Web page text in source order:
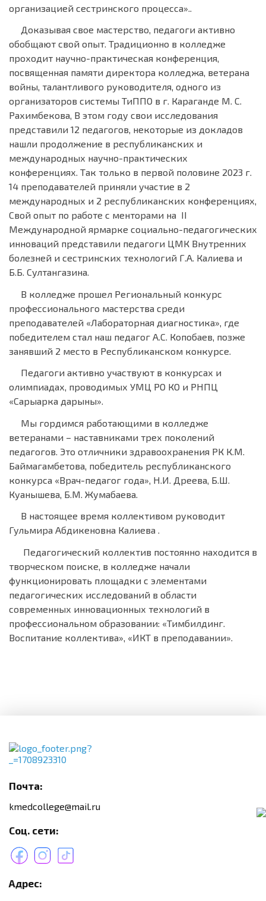
организацией сестринского процесса»..
Доказывая свое мастерство, педагоги активно
обобщают свой опыт. Традиционно в колледже
проходит научно-практическая конференция,
посвященная памяти директора колледжа, ветерана
войны, талантливого руководителя, одного из
организаторов системы ТиППО в г. Караганде М. С.
Рахимбекова, В этом году свои исследования
представили 12 педагогов, некоторые из докладов
нашли продолжение в республиканских и
международных научно-практических
конференциях. Так только в первой половине 2023 г.
14 преподавателей приняли участие в 2
международных и 2 республиканских конференциях,
Свой опыт по работе с менторами на ІІ
Международной ярмарке социально-педагогических
инноваций представили педагоги ЦМК Внутренних
болезней и сестринских технологий Г.А. Калиева и
Б.Б. Султангазина.
В колледже прошел Региональный конкурс
профессионального мастерства среди
преподавателей «Лабораторная диагностика», где
победителем стал наш педагог А.С. Копобаев, позже
занявший 2 место в Республиканском конкурсе.
Педагоги активно участвуют в конкурсах и
олимпиадах, проводимых УМЦ РО КО и РНПЦ
«Сарыарка дарыны».
Мы гордимся работающими в колледже
ветеранами – наставниками трех поколений
педагогов. Это отличники здравоохранения РК К.М.
Баймагамбетова, победитель республиканского
конкурса «Врач-педагог года», Н.И. Дреева, Б.Ш.
Куанышева, Б.М. Жумабаева.
В настоящее время коллективом руководит
Гульмира Абдикеновна Калиева .
Педагогический коллектив постоянно находится в
творческом поиске, в колледже начали
функционировать площадки с элементами
педагогических исследований в области
современных инновационных технологий в
профессиональном образовании: «Тимбилдинг.
Воспитание коллектива», «ИКТ в преподавании».
Почта:
kmedcollege@mail.ru
Соц. сети:
Адрес: